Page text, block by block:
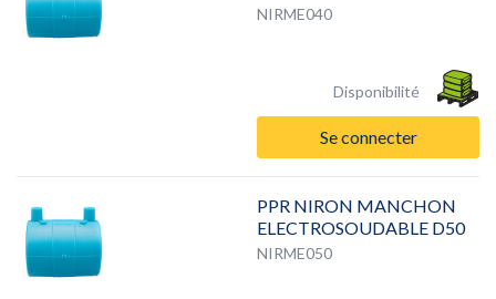
NIRME040
Disponibilité
Se connecter
PPR NIRON MANCHON
ELECTROSOUDABLE D50
NIRME050